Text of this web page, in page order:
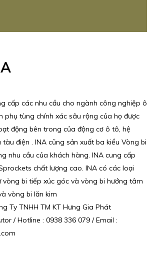
cấp các nhu cầu cho ngành công nghiệp ô
phụ tùng chính xác sâu rộng của họ được
động bên trong của động cơ ô tô, hệ
điện . INA cũng sản xuất ba kiểu Vòng bi
nhu cầu của khách hàng. INA cung cấp
chất lượng cao. INA có các loại
vòng bi tiếp xúc góc và vòng bi hướng tâm
vòng bi lăn kim
Ty TNHH TM KT Hưng Gia Phát
/ Hotline : 0938 336 079 / Email :